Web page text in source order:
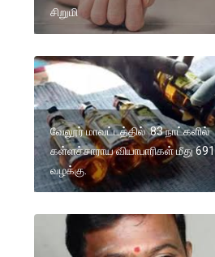
சிறுமி
வேலூர் மாவட்டத்தில் 83 நாட்களில்
கள்ளச்சாராய வியாபாரிகள் மீது 691
வழக்கு.